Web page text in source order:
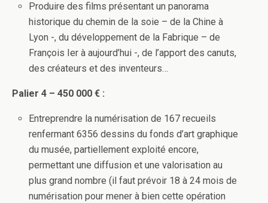
Produire des films présentant un panorama
historique du chemin de la soie – de la Chine à
Lyon -, du développement de la Fabrique – de
François Ier à aujourd’hui -, de l’apport des canuts,
des créateurs et des inventeurs…
Palier 4 – 450 000 € :
Entreprendre la numérisation de 167 recueils
renfermant 6356 dessins du fonds d’art graphique
du musée, partiellement exploité encore,
permettant une diffusion et une valorisation au
plus grand nombre (il faut prévoir 18 à 24 mois de
numérisation pour mener à bien cette opération